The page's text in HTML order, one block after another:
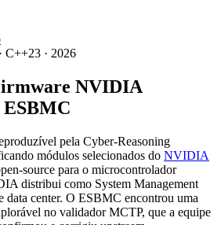
C++23 · 2026
NVIDIA
ESBMC
pela Cyber-Reasoning
módulos selecionados do NVIDIA
source para o microcontrolador
distribui como System Management
data center. O ESBMC encontrou uma
no validador MCTP, que a equipe